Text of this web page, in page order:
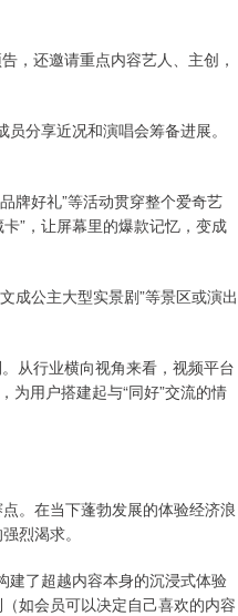
还邀请重点内容艺人、主创，
分享近况和演唱会筹备进展。
牌好礼”等活动贯穿整个爱奇艺
”，让屏幕里的爆款记忆，变成
成公主大型实景剧”等景区或演出
从行业横向视角来看，视频平台
用户搭建起与“同好”交流的情
。在当下蓬勃发展的体验经济浪
烈渴求。
了超越内容本身的沉浸式体验
如会员可以决定自己喜欢的内容